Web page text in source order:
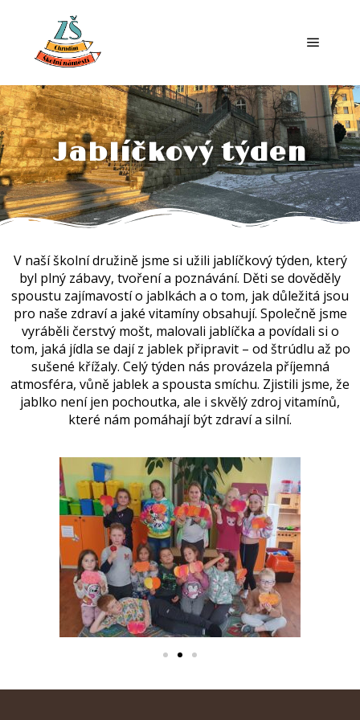
Jablíčkový týden
V naší školní družině jsme si užili jablíčkový týden, který
byl plný zábavy, tvoření a poznávání. Děti se dověděly
spoustu zajímavostí o jablkách a o tom, jak důležitá jsou
pro naše zdraví a jaké vitamíny obsahují. Společně jsme
vyráběli čerstvý mošt, malovali jablíčka a povídali si o
tom, jaká jídla se dají z jablek připravit – od štrúdlu až po
sušené křížaly. Celý týden nás provázela příjemná
atmosféra, vůně jablek a spousta smíchu. Zjistili jsme, že
jablko není jen pochoutka, ale i skvělý zdroj vitamínů,
které nám pomáhají být zdraví a silní.